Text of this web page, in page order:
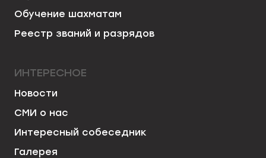
Обучение шахматам
Реестр званий и разрядов
ИНТЕРЕСНОЕ
Новости
СМИ о нас
Интересный собеседник
Галерея